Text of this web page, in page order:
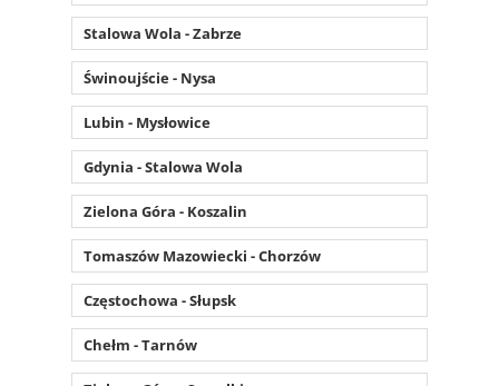
Stalowa Wola - Zabrze
Świnoujście - Nysa
Lubin - Mysłowice
Gdynia - Stalowa Wola
Zielona Góra - Koszalin
Tomaszów Mazowiecki - Chorzów
Częstochowa - Słupsk
Chełm - Tarnów